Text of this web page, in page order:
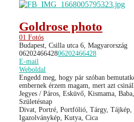
Goldrose photo
01 Fotós
Budapest, Csilla utca 6, Magyarország
0620246642806202466428
E-mail
Weboldal
Engedd meg, hogy pár szóban
embernek érzem magam, mert azt
Jegyes / Páros, Esküvő, Kismama,
Születésnap
Divat, Portré, Portfólió, Tárgy, Tájkép,
Igazolványkép, Kutya, Cica